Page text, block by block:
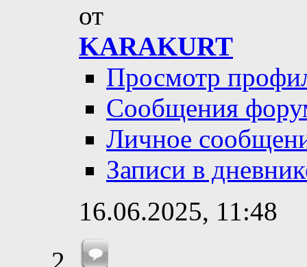
от
KARAKURT
Просмотр
Сообщения
Личное
Записи в
16.06.2025, 11:48